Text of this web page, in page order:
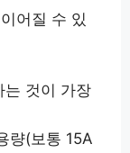
어질 수 있
는 것이 가장
량(보통 15A